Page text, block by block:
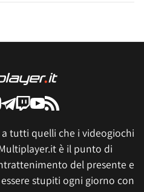
tutti quelli che i videogiochi
è il punto di
del presente e
stupiti ogni giorno con